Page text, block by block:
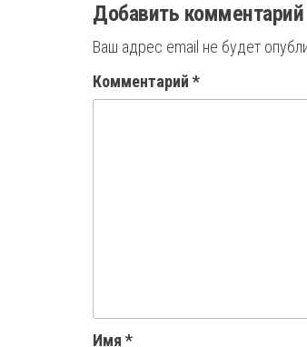
Добавить комментарий
Ваш адрес email не будет
Комментарий *
Имя *